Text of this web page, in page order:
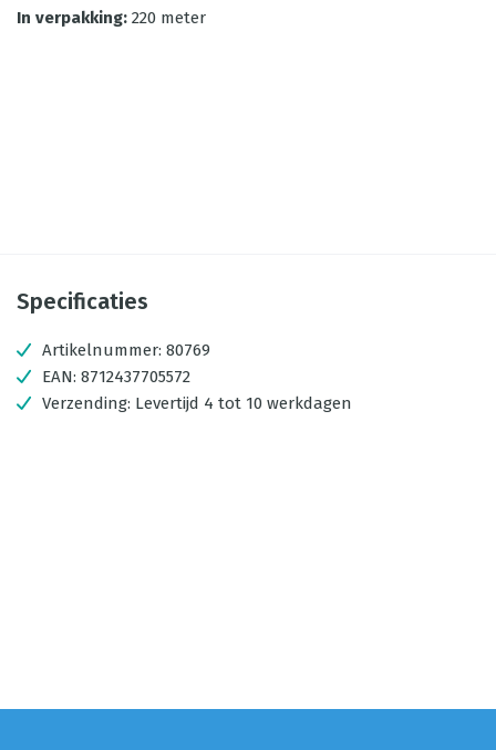
In verpakking: 220 meter
Specificaties
Artikelnummer: 80769
EAN: 8712437705572
Verzending: Levertijd 4 tot 10 werkdagen